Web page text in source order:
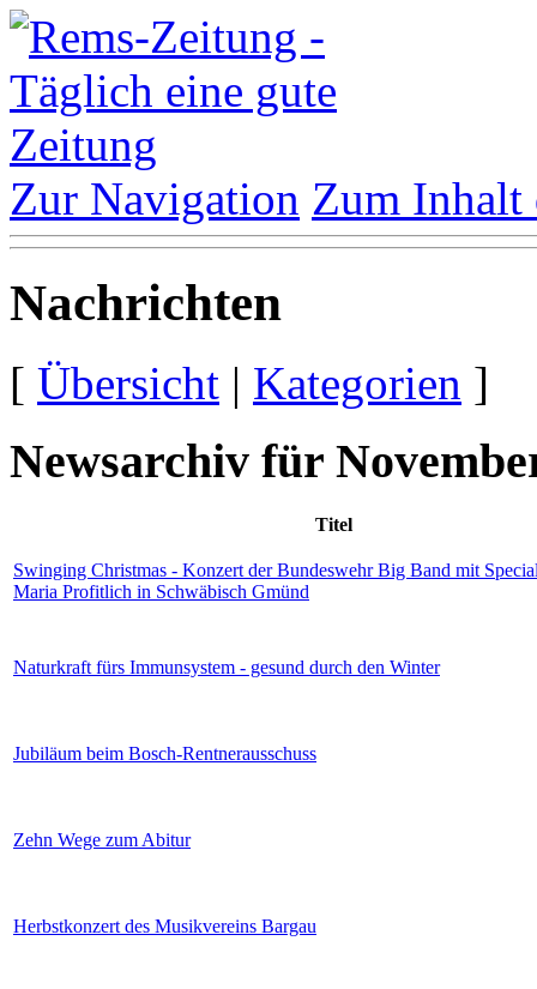
Zur Navigation Zum Inhalt
Nachrichten
[ Übersicht | Kategorien ]
Newsarchiv für
Titel
Swinging Christmas - Konzert der Bundeswehr Big Band mit
Maria Profitlich in Schwäbisch Gmünd
Naturkraft fürs Immunsystem - gesund durch den Winter
Jubiläum beim Bosch-Rentnerausschuss
Zehn Wege zum Abitur
Herbstkonzert des Musikvereins Bargau